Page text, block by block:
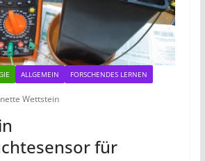
ALLGEMEIN FORSCHENDES LERNEN
Wettstein
für